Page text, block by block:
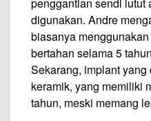
digunakan. Andre
biasanya
bertahan selama 5
Sekarang, implant
keramik, yang memiliki
tahun, meski memang